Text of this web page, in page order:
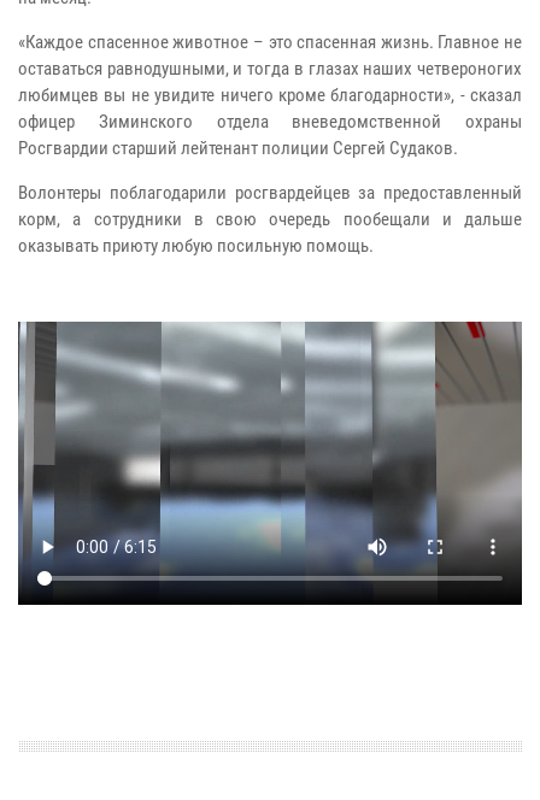
«Каждое спасенное животное – это спасенная жизнь. Главное не
оставаться равнодушными, и тогда в глазах наших четвероногих
любимцев вы не увидите ничего кроме благодарности», - сказал
офицер Зиминского отдела вневедомственной охраны
Росгвардии старший лейтенант полиции Сергей Судаков.
Волонтеры поблагодарили росгвардейцев за предоставленный
корм, а сотрудники в свою очередь пообещали и дальше
оказывать приюту любую посильную помощь.